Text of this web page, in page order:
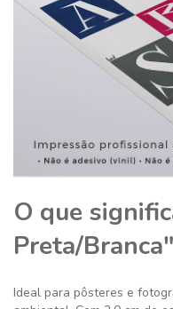
O que
Preta/Branca"
Ideal para pôsteres e